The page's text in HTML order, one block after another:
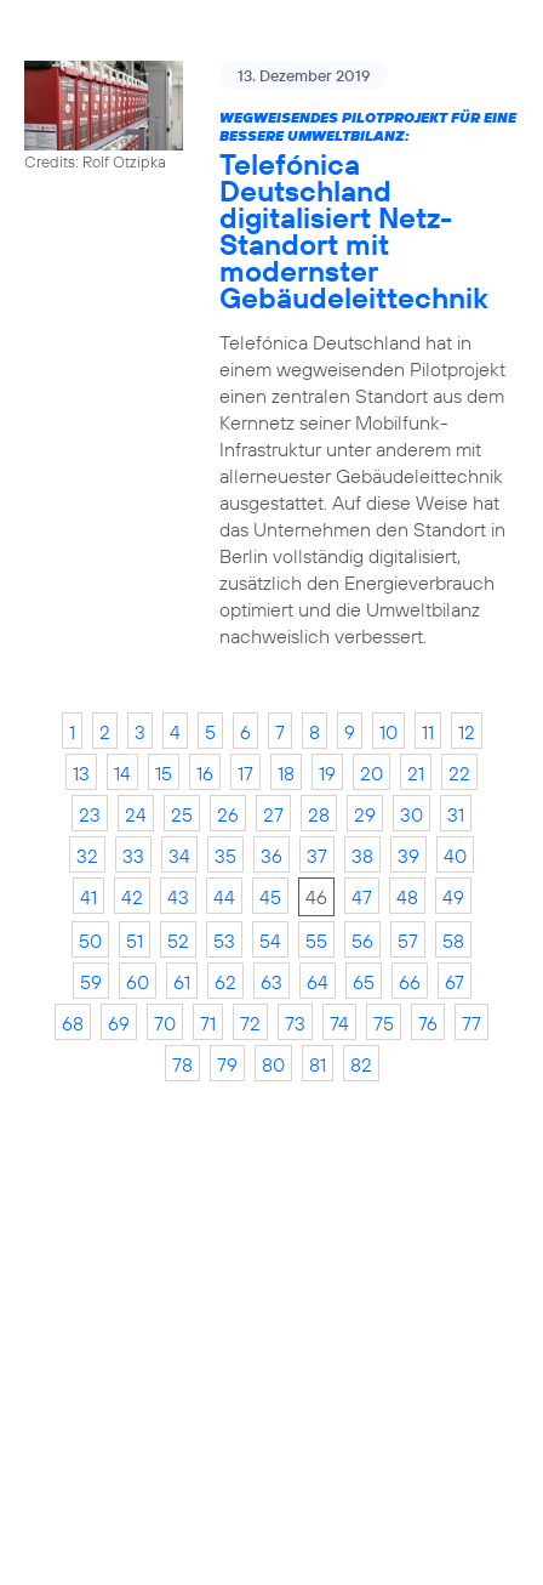
Credits: Rolf Otzipka
13. Dezember 2019
WEGWEISENDES PILOTPROJEKT FÜR EINE
BESSERE UMWELTBILANZ:
Telefónica
Deutschland
digitalisiert Netz-
Standort mit
modernster
Gebäudeleittechnik
Telefónica Deutschland hat in
einem wegweisenden Pilotprojekt
einen zentralen Standort aus dem
Kernnetz seiner Mobilfunk-
Infrastruktur unter anderem mit
allerneuester Gebäudeleittechnik
ausgestattet. Auf diese Weise hat
das Unternehmen den Standort in
Berlin vollständig digitalisiert,
zusätzlich den Energieverbrauch
optimiert und die Umweltbilanz
nachweislich verbessert.
1 2 3 4 5 6 7 8 9 10 11
12
13
14 15 16 17 18 19 20 21
22
23
24 25 26 27 28 29 30
31
32
33 34 35 36 37 38 39
40
41
42 43 44 45 46 47 48
49
50
51 52 53 54 55 56 57
58
59
60 61 62 63 64 65 66
67
68
69 70 71 72 73 74 75 76
77
78
79 80 81 82